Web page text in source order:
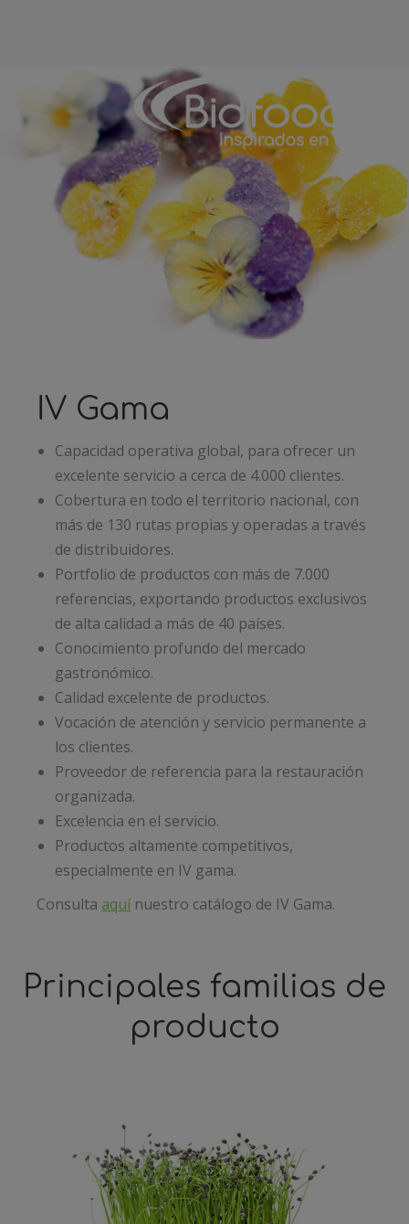
IV Gama
Capacidad operativa global, para ofrecer un
excelente servicio a cerca de 4.000 clientes.
Cobertura en todo el territorio nacional, con
más de 130 rutas propias y operadas a través
de distribuidores.
Portfolio de productos con más de 7.000
referencias, exportando productos exclusivos
de alta calidad a más de 40 países.
Conocimiento profundo del mercado
gastronómico.
Calidad excelente de productos.
Vocación de atención y servicio permanente a
los clientes.
Proveedor de referencia para la restauración
organizada.
Excelencia en el servicio.
Productos altamente competitivos,
especialmente en IV gama.
Consulta aquínuestro catálogo de IV Gama.
Principales familias de
producto